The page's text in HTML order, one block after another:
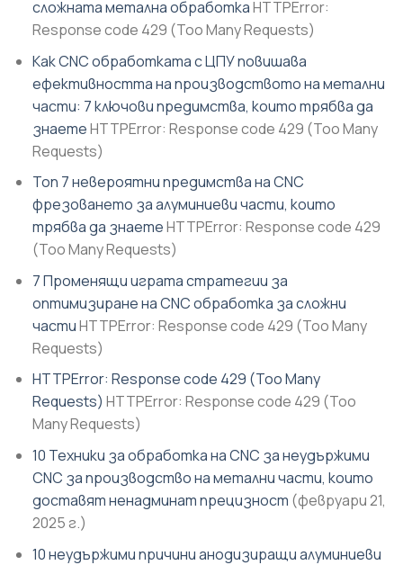
сложната метална обработкаHTTPError:
Response code 429 (Too Many Requests)
Как CNC обработката с ЦПУ повишава
ефективността на производството на метални
части: 7 ключови предимства, които трябва да
знаетеHTTPError: Response code 429 (Too Many
Requests)
Топ 7 невероятни предимства на CNC
фрезоването за алуминиеви части, които
трябва да знаетеHTTPError: Response code 429
(Too Many Requests)
7 Променящи играта стратегии за
оптимизиране на CNC обработка за сложни
частиHTTPError: Response code 429 (Too Many
Requests)
HTTPError: Response code 429 (Too Many
Requests) HTTPError: Response code 429 (Too
Many Requests)
10 Техники за обработка на CNC за неудържими
CNC за производство на метални части, които
доставят ненадминат прецизност (февруари 21,
2025 г.)
10 неудържими причини анодизиращи алуминиеви